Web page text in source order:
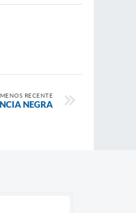
RECENTE
NEGRA